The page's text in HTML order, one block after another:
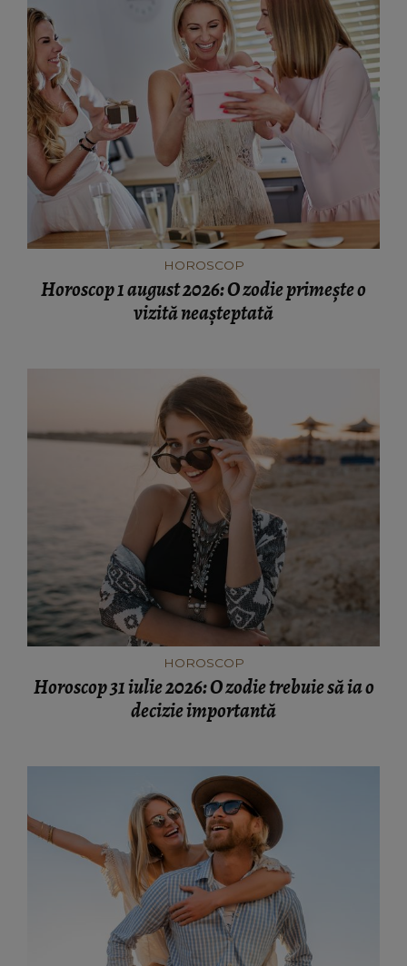
HOROSCOP
Horoscop 1 august 2026: O zodie primește o
vizită neașteptată
HOROSCOP
Horoscop 31 iulie 2026: O zodie trebuie să ia o
decizie importantă